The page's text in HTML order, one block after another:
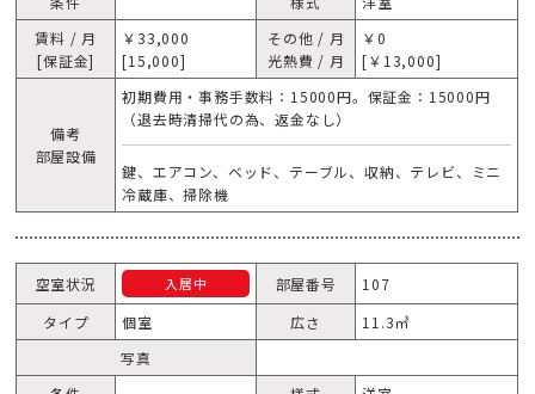
賃料 / 月
[保証金]
￥33,000
[15,000]
その他 / 月
光熱費 / 月
￥0
[￥13,000]
備考
部屋設備
初期費用・事務手数料：15000円。保証金：15000円
（退去時清掃代の為、返金なし）
鍵、エアコン、ベッド、テーブル、収納、テレビ、ミニ
冷蔵庫、掃除機
空室状況 入居中 部屋番号
107
タイプ
個室 広さ
11.3㎥
写真